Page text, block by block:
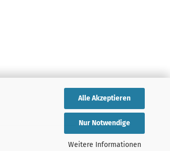
Alle Akzeptieren
Nur Notwendige
Weitere Informationen